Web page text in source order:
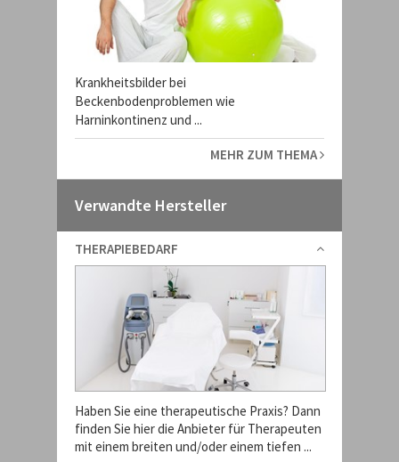
Krankheitsbilder bei
Beckenbodenproblemen wie
Harninkontinenz und ...
MEHR ZUM THEMA
Verwandte Hersteller
THERAPIEBEDARF
Haben Sie eine therapeutische Praxis? Dann
finden Sie hier die Anbieter für Therapeuten
mit einem breiten und/oder einem tiefen ...